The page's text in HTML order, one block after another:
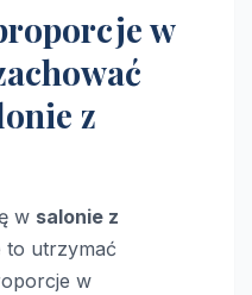
w
z
w salonie z
to utrzymać
w